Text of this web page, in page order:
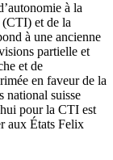
à la
et de la
à une ancienne
partielle et
et de
en faveur de la
national suisse
pour la CTI est
aux États Felix